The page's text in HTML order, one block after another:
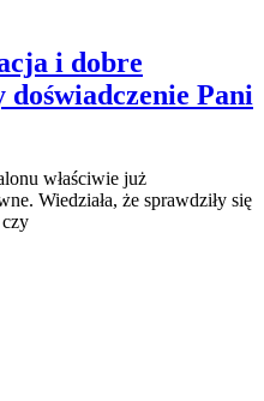
i dobre
doświadczenie Pani
właściwie już
Wiedziała, że sprawdziły się
czy